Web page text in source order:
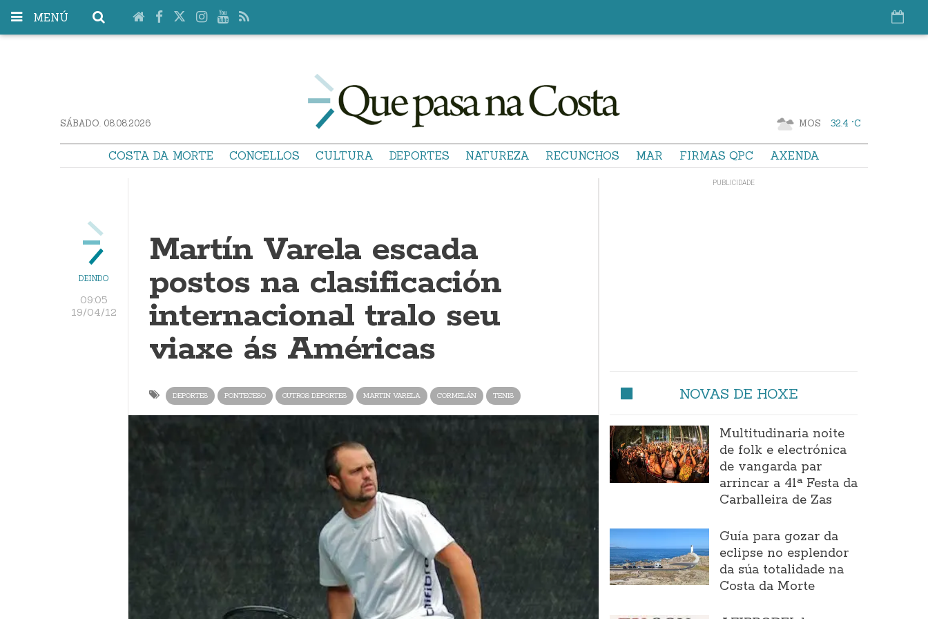
MENÚ
SÁBADO. 08.08.2026 MOS 32.4 °C
COSTA DA MORTE CONCELLOS CULTURA DEPORTES NATUREZA RECUNCHOS MAR FIRMAS QPC AXENDA
DEINDO
09:05
19/04/12
Martín Varela escada
postos na clasificación
internacional tralo seu
viaxe ás Américas
DEPORTES PONTECESO OUTROS DEPORTES MARTIN VARELA CORMELÁN TENIS NOVAS DE HOXE
Multitudinaria noite
de folk e electrónica
de vangarda par
arrincar a 41ª Festa da
Carballeira de Zas
Guía para gozar da
eclipse no esplendor
da súa totalidade na
Costa da Morte